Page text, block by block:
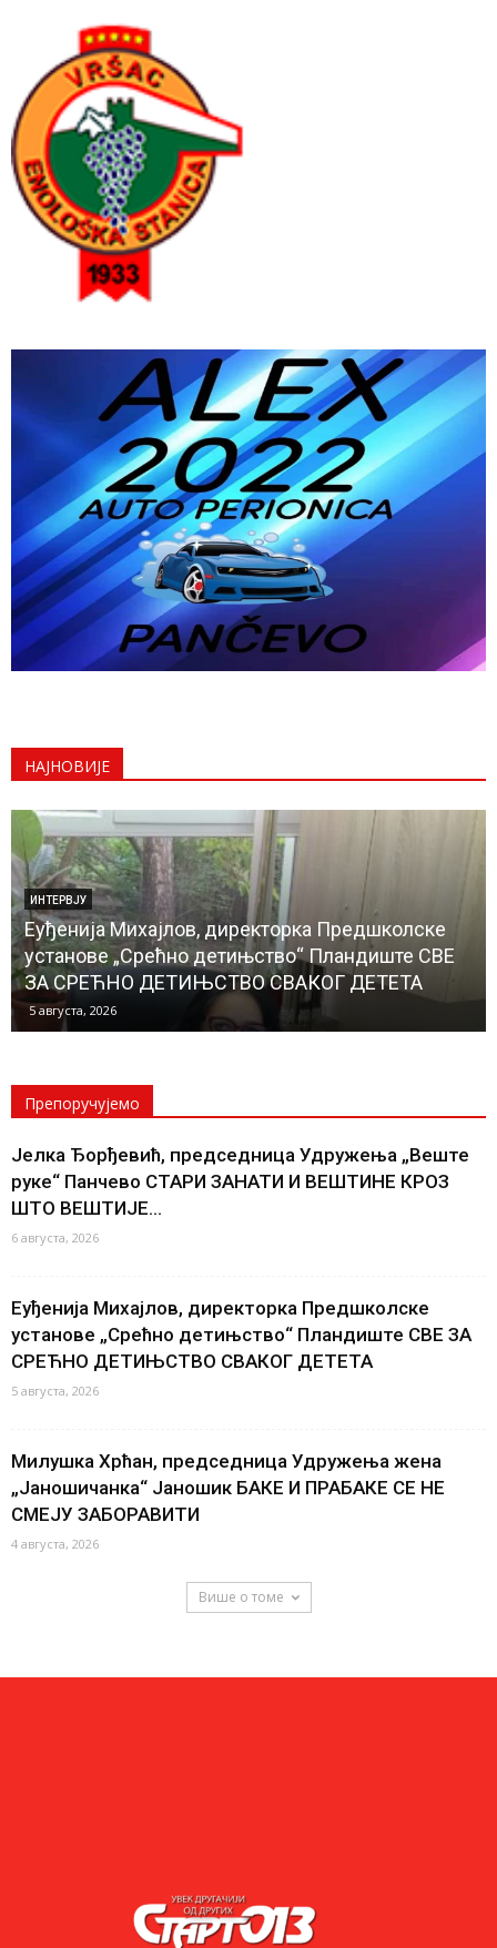
НАЈНОВИЈЕ
ДРУШТВО
Милушка Хрћан, председница Удружења жена
„Јаношичанка“ Јаношик БАКЕ И ПРАБАКЕ СЕ
СМЕЈУ ЗАБОРАВИТИ
4 августа, 2026
Препоручујемо
Јелка Ђорђевић, председница Удружења „Веште
руке“ Панчево СТАРИ ЗАНАТИ И ВЕШТИНЕ КРОЗ
ШТО ВЕШТИЈЕ...
6 августа, 2026
Еуђенија Михајлов, директорка Предшколске
установе „Срећно детињство“ Пландиште СВЕ ЗА
СРЕЋНО ДЕТИЊСТВО СВАКОГ ДЕТЕТА
5 августа, 2026
Милушка Хрћан, председница Удружења жена
„Јаношичанка“ Јаношик БАКЕ И ПРАБАКЕ СЕ НЕ
СМЕЈУ ЗАБОРАВИТИ
4 августа, 2026
Више о томе